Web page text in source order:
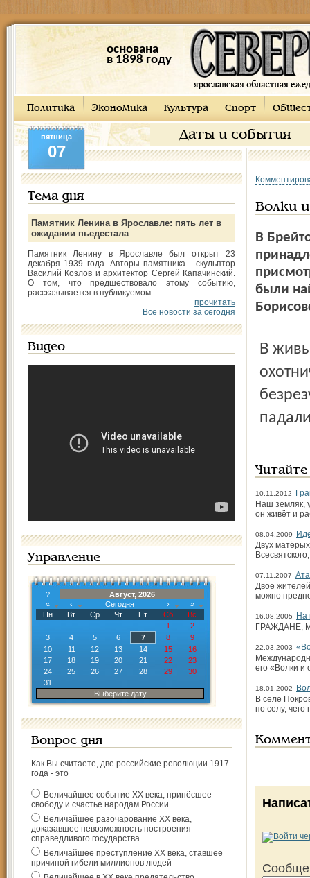
основана
в 1898 году
Политика Экономика Культура Спорт
Даты и события
пятница
07
Тема дня
Памятник Ленина в Ярославле: пять лет в
ожидании пьедестала
Памятник Ленину в Ярославле был открыт 23
декабря 1939 года. Авторы памятника - скульптор
Василий Козлов и архитектор Сергей Капачинский.
О том, что предшествовало этому событию,
рассказывается в публикуемом ...
прочитать
Все новости за сегодня
Видео
Управление
?
Август, 2026
«
‹ Сегодня ›
»
Пн
Вт Ср Чт Пт Сб
Вс
1
2
3
4 5 6 7 8
9
10
11 12 13 14 15
16
17
18 19 20 21 22
23
24
25 26 27 28 29
30
31
Выберите дату
Вопрос дня
Как Вы считаете, две российские революции 1917
года - это
Величайшее событие ХХ века, принёсшее
свободу и счастье народам России
Величайшее разочарование ХХ века,
доказавшее невозможность построения
справедливого государства
Величайшее преступление ХХ века, ставшее
причиной гибели миллионов людей
Волки
В
были
В живых остались только две. Егеря брейтовского
10.11.2012
Наш земляк,
он живёт и
08.04.2009
Двух
07.11.2007
Двое
можно
16.08.2005
На
ГРАЖДАНЕ,
22.03.2003
его «Волки и
18.01.2002
В селе
по селу,